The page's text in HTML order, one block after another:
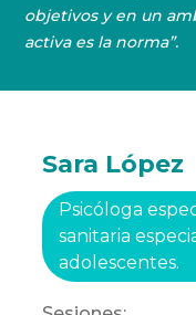
objetivos y en un
activa es la norma”.
Sara López
Psicóloga
sanitaria
adolescentes.